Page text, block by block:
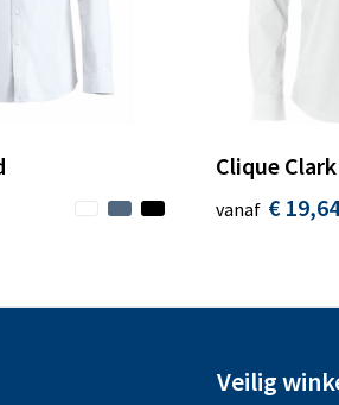
Clique Clark
vanaf € 19,64
Veilig